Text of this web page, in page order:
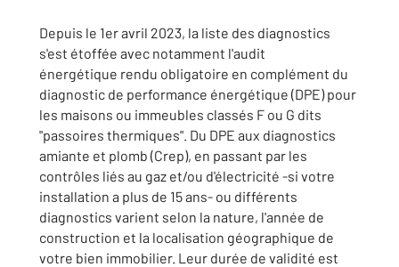
Depuis le 1er avril 2023, la liste des diagnostics
s'est étoffée avec notamment l'audit
énergétique rendu obligatoire en complément du
diagnostic de performance énergétique (DPE) pour
les maisons ou immeubles classés F ou G dits
"passoires thermiques". Du DPE aux diagnostics
amiante et plomb (Crep), en passant par les
contrôles liés au gaz et/ou d'électricité -si votre
installation a plus de 15 ans- ou différents
diagnostics varient selon la nature, l'année de
construction et la localisation géographique de
votre bien immobilier. Leur durée de validité est